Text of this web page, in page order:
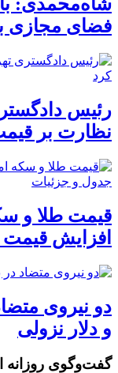
شاه‌محمدی: با
فضای مجازی
رئیس
نظارت بر
افزایش
دو نیروی
و دلار نزولی
گفت‌وگوی روزانه